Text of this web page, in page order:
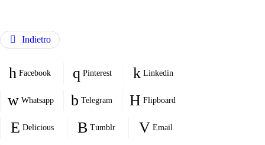
Indietro
Facebook Pinterest Linkedin
Whatsapp Telegram Flipboard
Delicious Tumblr Email